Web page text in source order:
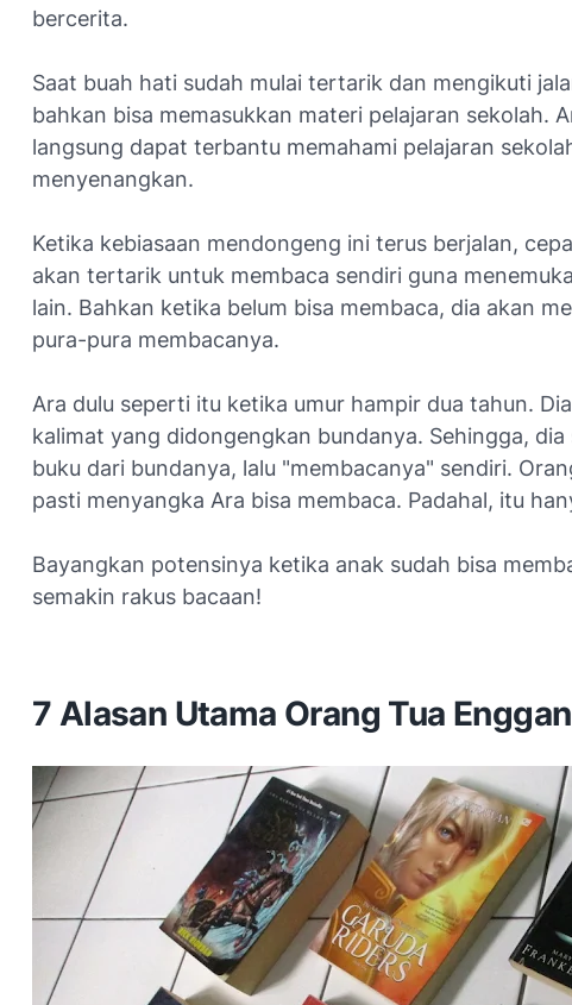
bercerita.
Saat buah hati sudah mulai tertarik dan mengikuti
bahkan bisa memasukkan materi pelajaran sekolah.
langsung dapat terbantu memahami pelajaran
menyenangkan.
Ketika kebiasaan mendongeng ini terus berjalan,
akan tertarik untuk membaca sendiri guna
lain. Bahkan ketika belum bisa membaca, dia akan
pura-pura membacanya.
Ara dulu seperti itu ketika umur hampir dua tahun.
kalimat yang didongengkan bundanya. Sehingga,
buku dari bundanya, lalu "membacanya" sendiri.
pasti menyangka Ara bisa membaca. Padahal, itu
Bayangkan potensinya ketika anak sudah bisa
semakin rakus bacaan!
7 Alasan Utama Orang Tua